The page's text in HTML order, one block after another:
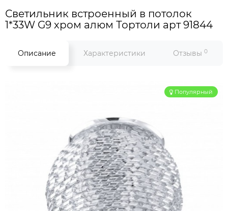
Светильник встроенный в потолок
1*33W G9 хром алюм Тортоли арт 91844
Описание Характеристики Отзывы 0
Популярный